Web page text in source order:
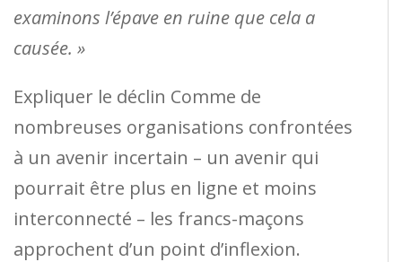
examinons l’épave en ruine que cela a
causée. »
Expliquer le déclin Comme de
nombreuses organisations confrontées
à un avenir incertain – un avenir qui
pourrait être plus en ligne et moins
interconnecté – les francs-maçons
approchent d’un point d’inflexion.